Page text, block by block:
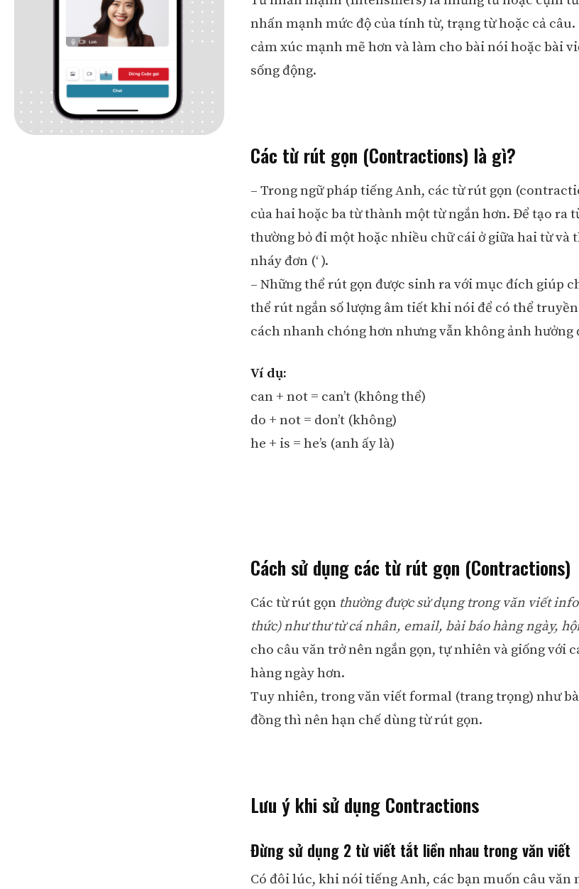
nhấn mạnh mức độ của tính từ, trạng từ hoặc cả
cảm xúc mạnh mẽ hơn và làm cho bài nói hoặc bài
sống động.
Các từ rút gọn (Contractions) là gì?
– Trong ngữ pháp tiếng Anh, các từ rút gọn
của hai hoặc ba từ thành một từ ngắn hơn. Để tạo ra
thường bỏ đi một hoặc nhiều chữ cái ở giữa hai từ và
nháy đơn (‘ ).
– Những thể rút gọn được sinh ra với mục đích giúp
thể rút ngắn số lượng âm tiết khi nói để có thể
cách nhanh chóng hơn nhưng vẫn không ảnh hưởng
Ví dụ:
can + not = can’t (không thể)
do + not = don’t (không)
he + is = he’s (anh ấy là)
Cách sử dụng các từ rút gọn (Contractions)
Các từ rút gọn thường được sử dụng trong văn viết
thức) như thư từ cá nhân, email, bài báo hàng ngày,
cho câu văn trở nên ngắn gọn, tự nhiên và giống với
hàng ngày hơn.
Tuy nhiên, trong văn viết formal (trang trọng) như
đồng thì nên hạn chế dùng từ rút gọn.
Lưu ý khi sử dụng Contractions
Đừng sử dụng 2 từ viết tắt liền nhau trong văn viết
Có đôi lúc, khi nói tiếng Anh, các bạn muốn câu văn